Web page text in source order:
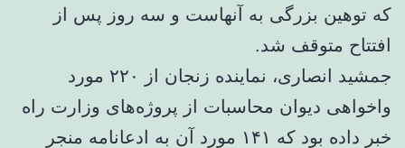
که توهین بزرگی به آنهاست و سه روز پس از
افتتاح متوقف شد.
جمشید انصاری، نماینده زنجان از ۲۲۰ مورد
واخواهی دیوان محاسبات از پروژه‌های وزارت راه
خبر داده بود که ۱۴۱ مورد آن به ادعانامه منجر